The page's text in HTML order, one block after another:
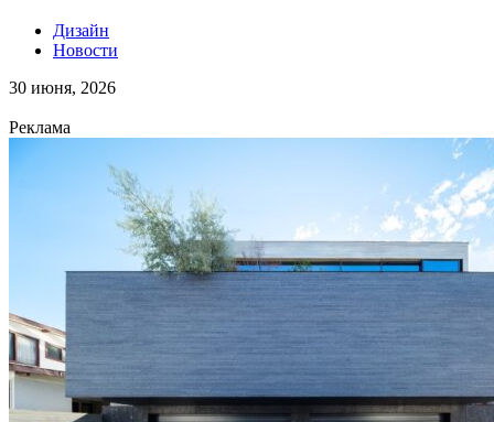
Дизайн
Новости
30 июня, 2026
Реклама